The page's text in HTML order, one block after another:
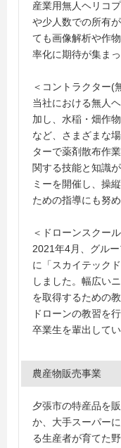
産業用無人ヘリコ
や少人数での所有
ても画像解析や作
率化に期待が集まっ
＜コントラクター(
当社における無人
加し、水稲・畑作
など、さまざまな
ターで薬剤散布作
関する技能と知識
ミーを開催し、操
ための指導にも努め
＜ドローンスクー
2021年4月、グル
に「スカイテック
しました。幅広い
を取得するための
ドローンの教習を
卒業生を輩出してい
農産物販売事業
夕張市の特産品を
か、大手スーパー
る生産者が育てた